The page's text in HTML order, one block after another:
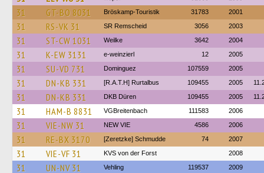
31 GT-BO 8031 Bröskamp-Touristik 31783 2001
31 RS-VK 31 SR Remscheid 3056 2003
31 ST-CW 1031 Weilke 3642 2004
31 K-EW 3131 e-weinzierl 12 2005
31 SU-VD 731 Dominguez 107559 2005
31 DN-KB 331 [R.A.T.H] Rurtalbus 109455 2005
31 DN-KB 331 DKB Düren 109455 2005
31 HAM-B 8831 VGBreitenbach 111583 2006
31 VIE-NW 31 NEW VIE 4586 2006
31 RE-BX 3170 [Zeretzke] Schmudde 74 2007
31 VIE-VF 31 KVS von der Forst 2008
31 UN-NV 31 Vehling 119537 2009